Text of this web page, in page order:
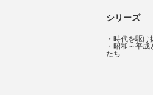
シリーズ
・ 時代を駆け
・ 昭和～平成
たち